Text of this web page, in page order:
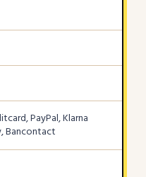
PayPal, Klarna
Bancontact